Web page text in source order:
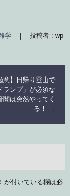
学 |
投稿者 : wp
意】日帰り登山で
ランプ」が必須な
闇は突然やってく
る！
→
が付いている欄は必